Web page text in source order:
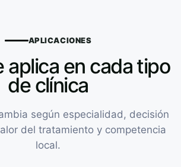
APLICACIONES
aplica en cada tipo
de clínica
según especialidad, decisión
del tratamiento y competencia
local.